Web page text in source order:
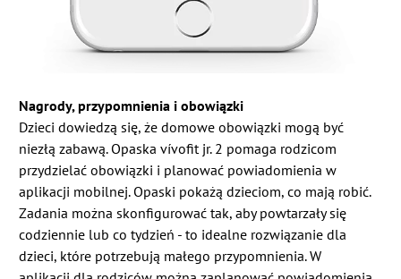
Nagrody, przypomnienia i obowiązki
Dzieci dowiedzą się, że domowe obowiązki mogą być
niezłą zabawą. Opaska vívofit jr. 2 pomaga rodzicom
przydzielać obowiązki i planować powiadomienia w
aplikacji mobilnej. Opaski pokażą dzieciom, co mają robić.
Zadania można skonfigurować tak, aby powtarzały się
codziennie lub co tydzień - to idealne rozwiązanie dla
dzieci, które potrzebują małego przypomnienia. W